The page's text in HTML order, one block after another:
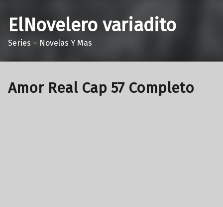
ElNovelero variadito
Series – Novelas Y Mas
Amor Real Cap 57 Completo